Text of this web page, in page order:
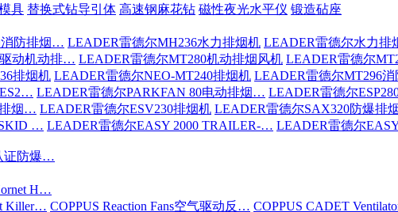
具 替换式钻导引体 高速钢麻花钻 磁性夜光水平仪 锻造砧座
消防排烟… LEADER雷德尔MH236水力排烟机 LEADER雷德尔水力排
动机动排… LEADER雷德尔MT280机动排烟风机 LEADER雷德尔
排烟机 LEADER雷德尔NEO-MT240排烟机 LEADER雷德尔MT296
LEADER雷德尔PARKFAN 80电动排烟… LEADER雷德尔
排烟… LEADER雷德尔ESV230排烟机 LEADER雷德尔SAX320防爆排
… LEADER雷德尔EASY 2000 TRAILER-… LEADER雷德尔
证防爆…
H…
Killer… COPPUS Reaction Fans空气驱动反… COPPUS CADET